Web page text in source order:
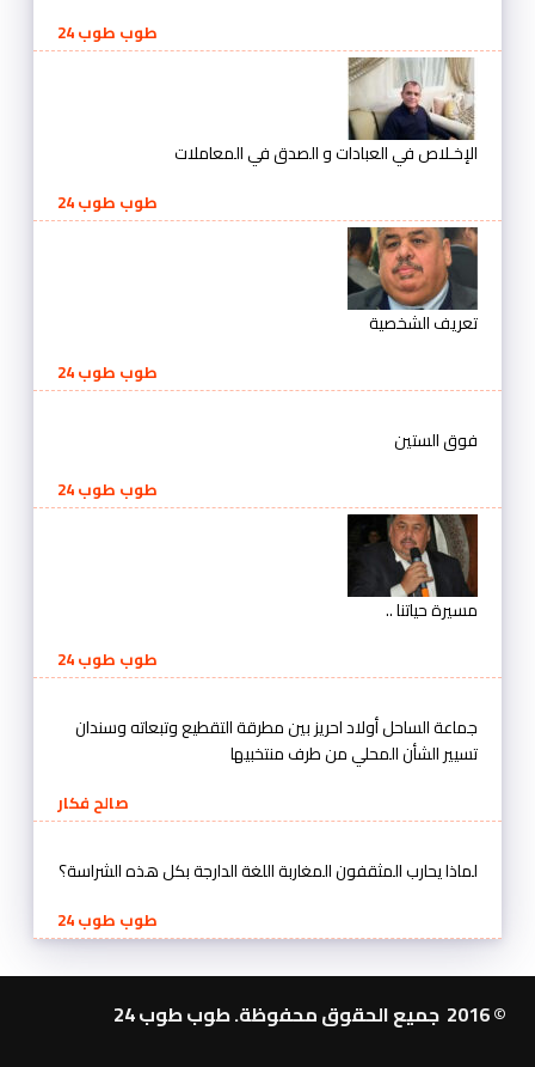
طوب طوب 24
الإخـلاص في العبادات و الصدق في المعاملات
طوب طوب 24
تعريف الشخصية
طوب طوب 24
فوق الستين
طوب طوب 24
مسيرة حياتنا ..
طوب طوب 24
جماعة الساحل أولاد احريز بين مطرقة التقطيع وتبعاته وسندان
تسيير الشأن المحلي من طرف منتخبيها
صالح فكار
لماذا يحارب المثقفون المغاربة اللغة الدارجة بكل هذه الشراسة؟
طوب طوب 24
© 2016 جميع الحقوق محفوظة. طوب طوب 24